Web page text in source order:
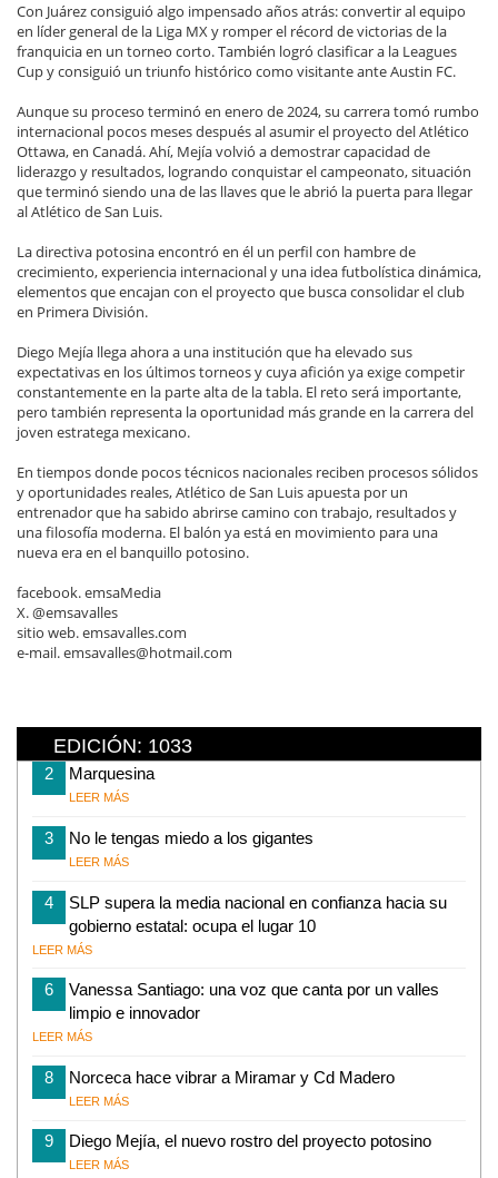
Con Juárez consiguió algo impensado años atrás: convertir al equipo
en líder general de la Liga MX y romper el récord de victorias de la
franquicia en un torneo corto. También logró clasificar a la Leagues
Cup y consiguió un triunfo histórico como visitante ante Austin FC.
Aunque su proceso terminó en enero de 2024, su carrera tomó rumbo
internacional pocos meses después al asumir el proyecto del Atlético
Ottawa, en Canadá. Ahí, Mejía volvió a demostrar capacidad de
liderazgo y resultados, logrando conquistar el campeonato, situación
que terminó siendo una de las llaves que le abrió la puerta para llegar
al Atlético de San Luis.
La directiva potosina encontró en él un perfil con hambre de
crecimiento, experiencia internacional y una idea futbolística dinámica,
elementos que encajan con el proyecto que busca consolidar el club
en Primera División.
Diego Mejía llega ahora a una institución que ha elevado sus
expectativas en los últimos torneos y cuya afición ya exige competir
constantemente en la parte alta de la tabla. El reto será importante,
pero también representa la oportunidad más grande en la carrera del
joven estratega mexicano.
En tiempos donde pocos técnicos nacionales reciben procesos sólidos
y oportunidades reales, Atlético de San Luis apuesta por un
entrenador que ha sabido abrirse camino con trabajo, resultados y
una filosofía moderna. El balón ya está en movimiento para una
nueva era en el banquillo potosino.
facebook. emsaMedia
X. @emsavalles
sitio web. emsavalles.com
e-mail. emsavalles@hotmail.com
EDICIÓN: 1033
2 Marquesina
LEER MÁS
3 No le tengas miedo a los gigantes
LEER MÁS
4
SLP supera la media nacional en confianza hacia su
gobierno estatal: ocupa el lugar 10
LEER MÁS
6
Vanessa Santiago: una voz que canta por un valles
limpio e innovador
LEER MÁS
8 Norceca hace vibrar a Miramar y Cd Madero
LEER MÁS
9 Diego Mejía, el nuevo rostro del proyecto potosino
LEER MÁS